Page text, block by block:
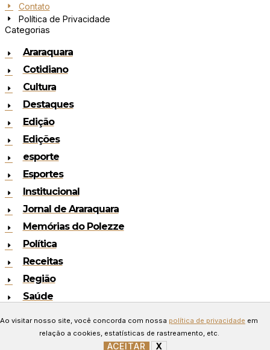
Contato
Política de Privacidade
Categorias
Araraquara
Cotidiano
Cultura
Destaques
Edição
Edições
esporte
Esportes
Institucional
Jornal de Araraquara
Memórias do Polezze
Política
Receitas
Região
Saúde
Copyright © 2024 Todos os
direitos reservados. Desenvolvido
Ao visitar nosso site, você concorda com nossa política de privacidade em
relação a cookies, estatísticas de rastreamento, etc.
ACEITAR X
GERENCIAR COOKIES